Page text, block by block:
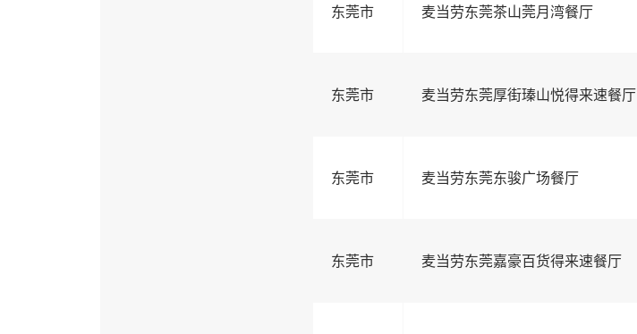
东莞市 麦当劳东莞茶山莞月湾餐厅
东莞市 麦当劳东莞厚街瑧山悦得来速餐厅
东莞市 麦当劳东莞东骏广场餐厅
东莞市 麦当劳东莞嘉豪百货得来速餐厅